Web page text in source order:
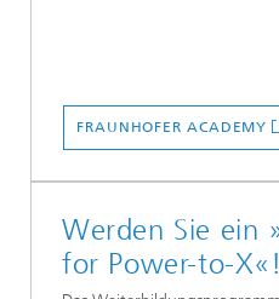
FRAUNHOFER ACADEMY
Werden Sie ein
for Power-to-X«!